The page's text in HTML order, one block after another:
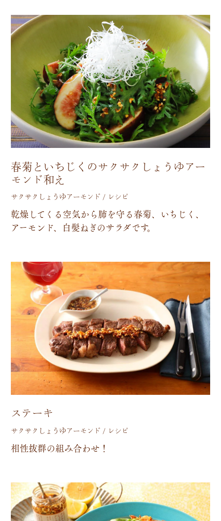
春菊といちじくのサクサクしょうゆアー
モンド和え
サクサクしょうゆアーモンド / レシピ
乾燥して く る空気か ら肺を守る春菊、 いち じ く 、
アーモ ン ド、 白髪ねぎのサラダです。
ステーキ
サクサクしょうゆアーモンド / レシピ
相性抜群の組み合わせ ！